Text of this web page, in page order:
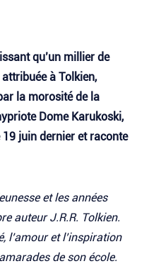
qu’un millier de
à Tolkien,
la morosité de la
Dome Karukoski,
juin dernier et raconte
et les années
auteur J.R.R. Tolkien.
l’amour et l’inspiration
de son école.